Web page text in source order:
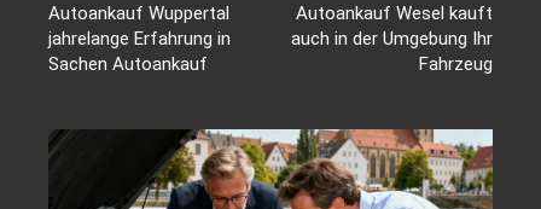
Autoankauf Wuppertal
jahrelange Erfahrung in
Sachen Autoankauf
Autoankauf Wesel kauft
auch in der Umgebung Ihr
Fahrzeug